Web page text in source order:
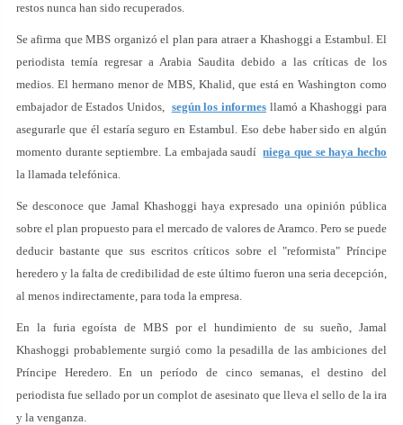
restos nunca han sido recuperados.
Se afirma que MBS organizó el plan para atraer a Khashoggi a Estambul. El
periodista temía regresar a Arabia Saudita debido a las críticas de los
medios. El hermano menor de MBS, Khalid, que está en Washington como
embajador de Estados Unidos, según los informes llamó a Khashoggi para
asegurarle que él estaría seguro en Estambul. Eso debe haber sido en algún
momento durante septiembre. La embajada saudíniega que se haya hecho
la llamada telefónica.
Se desconoce que Jamal Khashoggi haya expresado una opinión pública
sobre el plan propuesto para el mercado de valores de Aramco. Pero se puede
deducir bastante que sus escritos críticos sobre el "reformista" Príncipe
heredero y la falta de credibilidad de este último fueron una seria decepción,
al menos indirectamente, para toda la empresa.
En la furia egoísta de MBS por el hundimiento de su sueño, Jamal
Khashoggi probablemente surgió como la pesadilla de las ambiciones del
Príncipe Heredero. En un período de cinco semanas, el destino del
periodista fue sellado por un complot de asesinato que lleva el sello de la ira
y la venganza.